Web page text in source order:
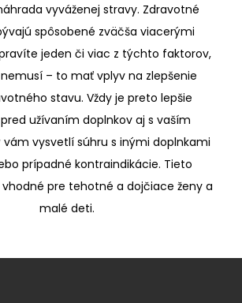
vyváženej stravy. Zdravotné
spôsobené zväčša viacerými
jeden či viac z týchto faktorov,
– to mať vplyv na zlepšenie
stavu. Vždy je preto lepšie
užívaním doplnkov aj s vaším
vám vysvetlí súhru s inými doplnkami
prípadné kontraindikácie. Tieto
vhodné pre tehotné a dojčiace ženy a
malé deti.